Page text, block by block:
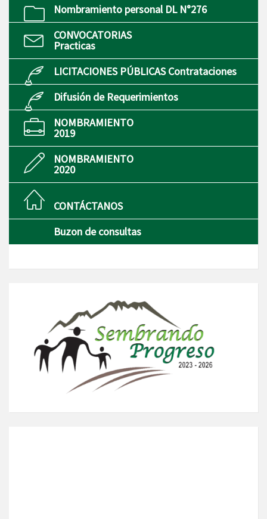
Nombramiento personal DL N°276
CONVOCATORIAS
Practicas
LICITACIONES PÚBLICAS Contrataciones
Difusión de Requerimientos
NOMBRAMIENTO
2019
NOMBRAMIENTO
2020
CONTÁCTANOS
Buzon de consultas